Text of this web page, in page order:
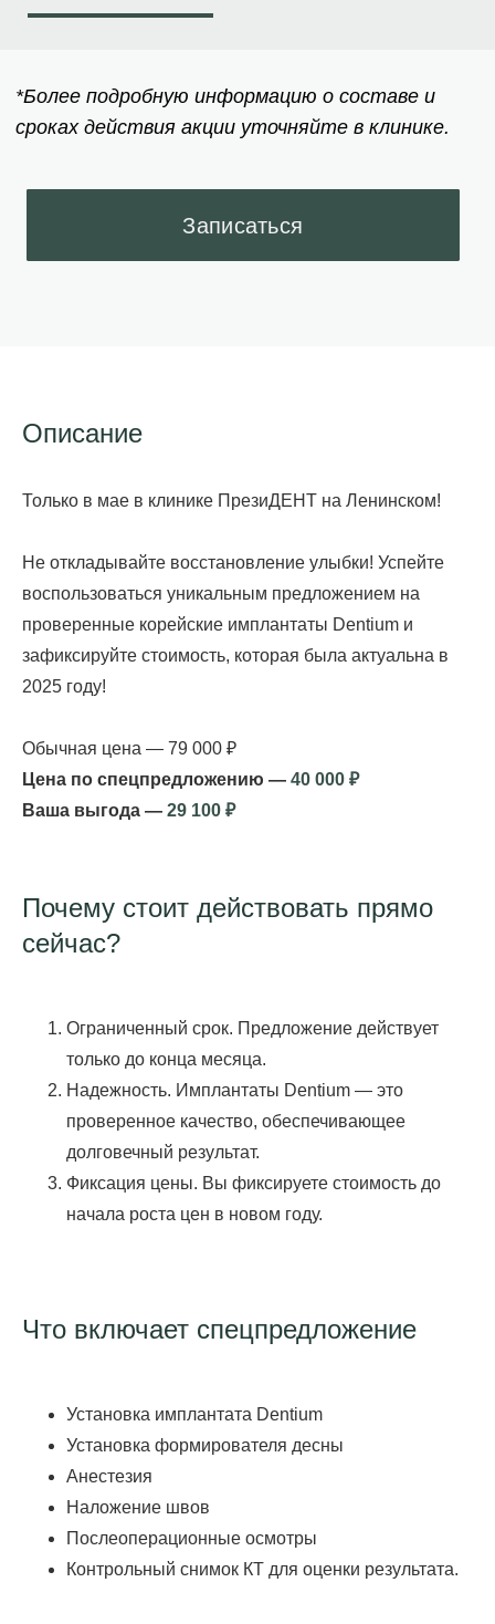
Описание
Только в мае в клинике ПрезиДЕНТ на Ленинском!
Не откладывайте восстановление улыбки! Успейте
воспользоваться уникальным предложением на
проверенные корейские имплантаты Dentium и
зафиксируйте стоимость, которая была актуальна в
2025 году!
Обычная цена — 79 000 ₽
Цена по спецпредложению — 40 000 ₽
Ваша выгода — 29 100 ₽
Почему стоит действовать прямо
сейчас?
Ограниченный срок. Предложение действует
только до конца месяца.
Надежность. Имплантаты Dentium — это
проверенное качество, обеспечивающее
долговечный результат.
Фиксация цены. Вы фиксируете стоимость до
начала роста цен в новом году.
Что включает спецпредложение
Установка имплантата Dentium
Установка формирователя десны
Анестезия
Наложение швов
Послеоперационные осмотры
Контрольный снимок КТ для оценки результата.